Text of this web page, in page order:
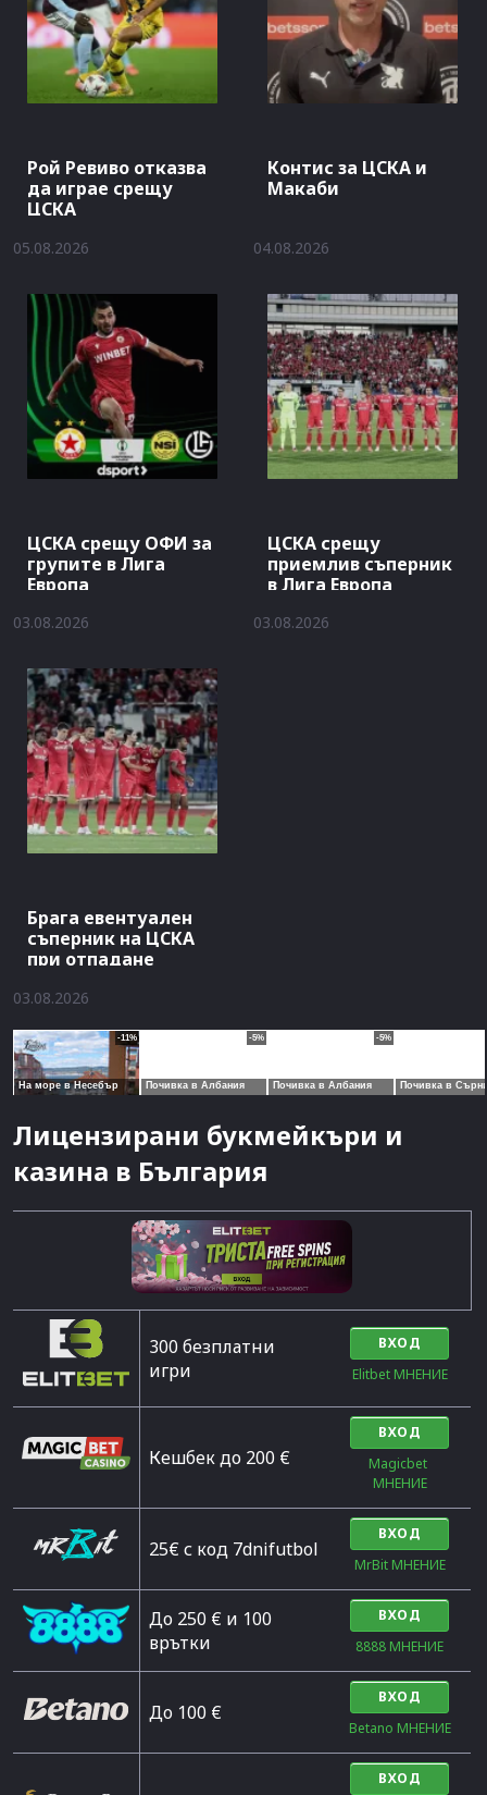
Рой Ревиво отказва
да играе срещу
ЦСКА
05.08.2026
Контис за ЦСКА и
Макаби
04.08.2026
ЦСКА срещу ОФИ за
групите в Лига
Европа
03.08.2026
ЦСКА срещу
приемлив съперник
в Лига Европа
03.08.2026
Брага евентуален
съперник на ЦСКА
при отпадане
03.08.2026
Лицензирани букмейкъри и
казина в България
300 безплатни
игри
ВХОД
Elitbet МНЕНИЕ
Кешбек до 200 €
ВХОД
Magicbet
МНЕНИЕ
25€ с код 7dnifutbol
ВХОД
MrBit МНЕНИЕ
До 250 € и 100
врътки
ВХОД
8888 МНЕНИЕ
Дo 100 €
ВХОД
Betano МНЕНИЕ
ВХОД